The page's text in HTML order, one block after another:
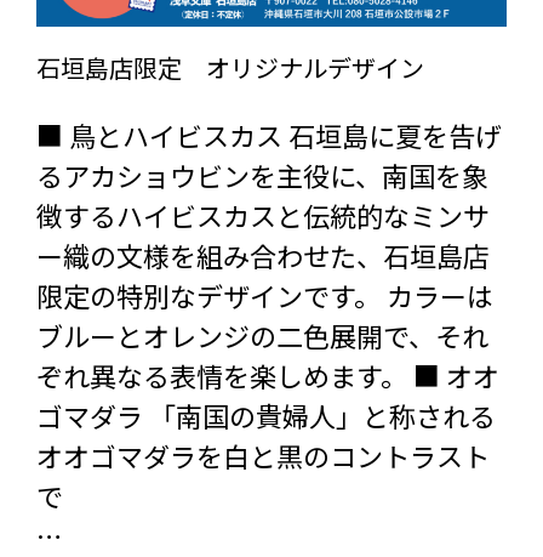
石垣島店限定 オリジナルデザイン
■ 鳥とハイビスカス 石垣島に夏を告げ
るアカショウビンを主役に、南国を象
徴するハイビスカスと伝統的なミンサ
ー織の文様を組み合わせた、石垣島店
限定の特別なデザインです。 カラーは
ブルーとオレンジの二色展開で、それ
ぞれ異なる表情を楽しめます。 ■ オオ
ゴマダラ 「南国の貴婦人」と称される
オオゴマダラを白と黒のコントラスト
で
…